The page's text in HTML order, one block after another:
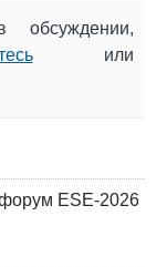
обсуждении,
или
ESE-2026